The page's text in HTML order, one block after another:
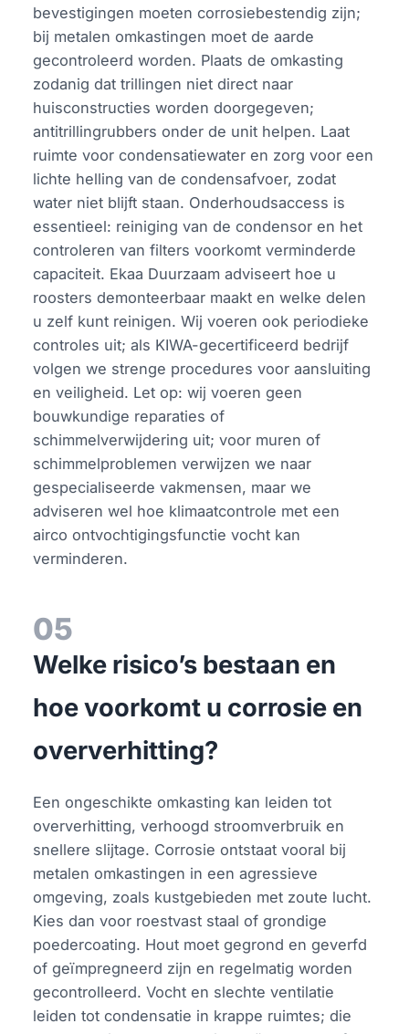
bevestigingen moeten corrosiebestendig zijn;
bij metalen omkastingen moet de aarde
gecontroleerd worden. Plaats de omkasting
zodanig dat trillingen niet direct naar
huisconstructies worden doorgegeven;
antitrillingrubbers onder de unit helpen. Laat
ruimte voor condensatiewater en zorg voor een
lichte helling van de condensafvoer, zodat
water niet blijft staan. Onderhoudsaccess is
essentieel: reiniging van de condensor en het
controleren van filters voorkomt verminderde
capaciteit. Ekaa Duurzaam adviseert hoe u
roosters demonteerbaar maakt en welke delen
u zelf kunt reinigen. Wij voeren ook periodieke
controles uit; als KIWA-gecertificeerd bedrijf
volgen we strenge procedures voor aansluiting
en veiligheid. Let op: wij voeren geen
bouwkundige reparaties of
schimmelverwijdering uit; voor muren of
schimmelproblemen verwijzen we naar
gespecialiseerde vakmensen, maar we
adviseren wel hoe klimaatcontrole met een
airco ontvochtigingsfunctie vocht kan
verminderen.
05
Welke risico’s bestaan en
hoe voorkomt u corrosie en
oververhitting?
Een ongeschikte omkasting kan leiden tot
oververhitting, verhoogd stroomverbruik en
snellere slijtage. Corrosie ontstaat vooral bij
metalen omkastingen in een agressieve
omgeving, zoals kustgebieden met zoute lucht.
Kies dan voor roestvast staal of grondige
poedercoating. Hout moet gegrond en geverfd
of geïmpregneerd zijn en regelmatig worden
gecontrolleerd. Vocht en slechte ventilatie
leiden tot condensatie in krappe ruimtes; die